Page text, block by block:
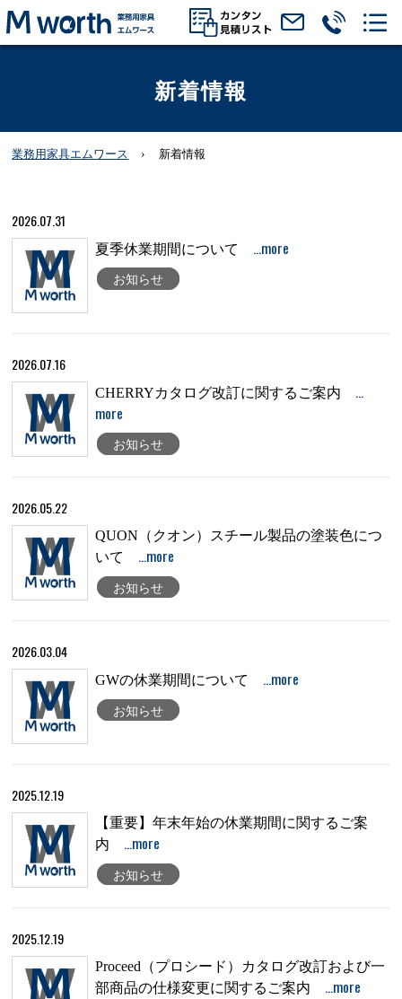
新着情報
業務用家具エムワース 新着情報
2026.07.31
夏季休業期間について …more
お知らせ
2026.07.16
CHERRYカタログ改訂に関するご案内 …
more
お知らせ
2026.05.22
QUON（クオン）スチール製品の塗装色につ
いて …more
お知らせ
2026.03.04
GWの休業期間について …more
お知らせ
2025.12.19
【重要】年末年始の休業期間に関するご案
内 …more
お知らせ
2025.12.19
Proceed（プロシード）カタログ改訂および一
部商品の仕様変更に関するご案内 …more